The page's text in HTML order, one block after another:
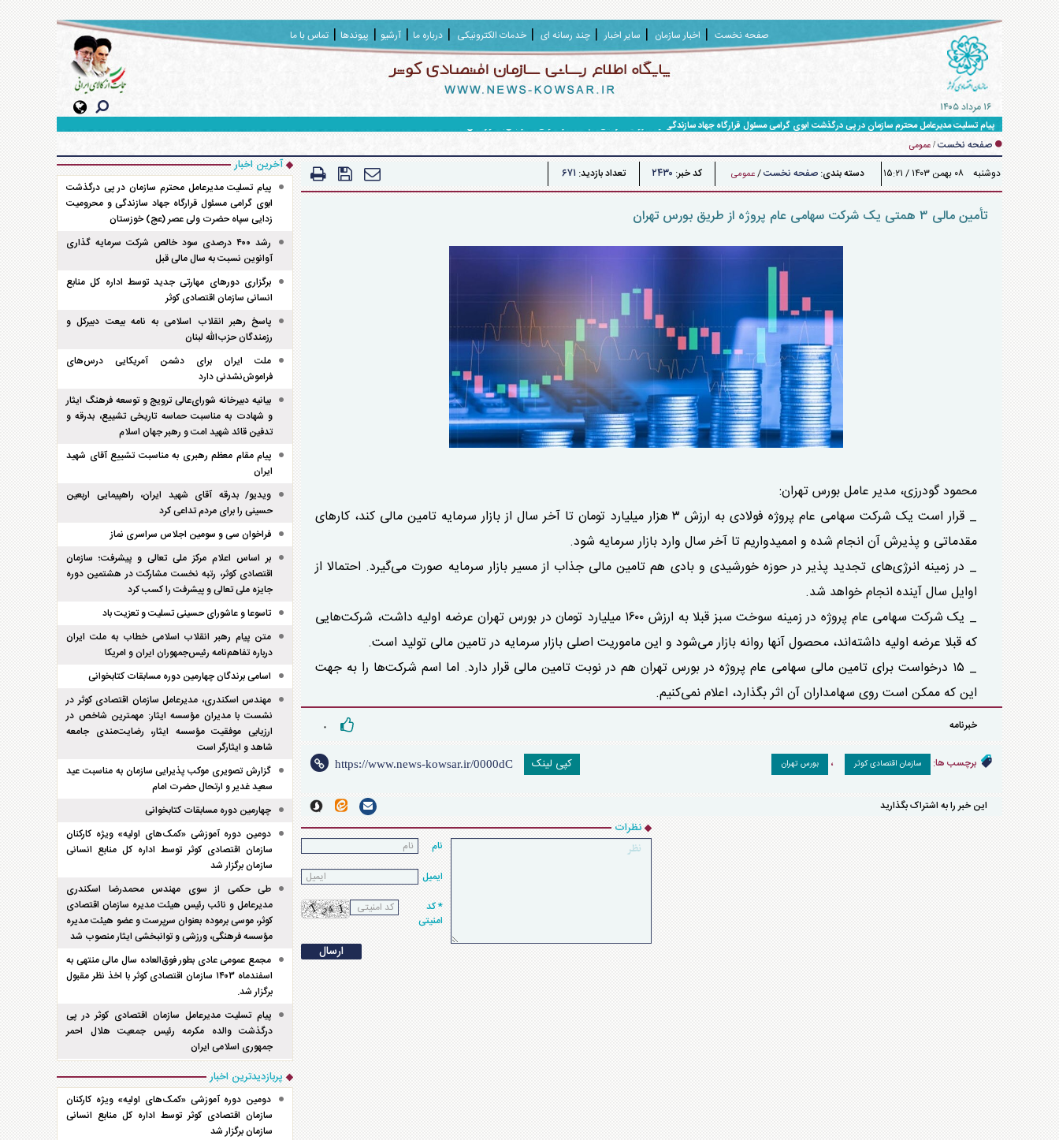
صفحه نخست اخبار سازمان سایر اخبار چند رسانه ای خدمات الکترونیکی درباره ما آرشیو پیوندها تماس با ما
۱۶ مرداد ۱۴۰۵
پیام تسلیت مدیرعامل محترم سازمان در پی درگذشت ابوی گرامی مسئول قرارگاه جهاد سازندگی و محرومیت زدایی سپاه حضرت ولی عصر (عج) خوزستان
صفحه نخست / عمومی
دوشنبه ۰۸ بهمن ۱۴۰۳ / ۱۵:۲۱ دسته بندی: صفحه نخست/عمومی کد خبر: ۲۴۳۰ تعداد بازدید: ۶۷۱
تأمین مالی ۳ همتی یک شرکت سهامی عام پروژه از طریق بورس تهران
محمود گودرزی، مدیر عامل بورس تهران:
_ قرار است یک شرکت سهامی عام پروژه فولادی به ارزش ۳ هزار میلیارد تومان تا آخر سال از بازار سرمایه تامین مالی کند، کار‌های
مقدماتی و پذیرش آن انجام شده و اممیدواریم تا آخر سال وارد بازار سرمایه شود.
_ در زمینه انرژی‌های تجدید پذیر در حوزه خورشیدی و بادی هم تامین مالی جذاب از مسیر بازار سرمایه صورت می‌گیرد. احتمالا از
اوایل سال آینده انجام خواهد شد.
_ یک شرکت سهامی عام پروژه در زمینه سوخت سبز قبلا به ارزش ۱۶۰۰ میلیارد تومان در بورس تهران عرضه اولیه داشت، شرکت‌هایی
که قبلا عرضه اولیه داشته‌اند، محصول آنها روانه بازار می‌شود و این ماموریت اصلی بازار سرمایه در تامین مالی تولید است.
_ ۱۵ درخواست برای تامین مالی سهامی عام پروژه در بورس تهران هم در نوبت تامین مالی قرار دارد. اما اسم شرکت‌ها را به جهت
این که ممکن است روی سهامداران آن اثر بگذارد، اعلام نمی‌کنیم.
خبرنامه ۰
برچسب ها: سازمان اقتصادی کوثر ، بورس تهران کپی لینک
این خبر را به اشتراک بگذارید
نظرات
نام
ایمیل
* کد
امنیتی
آخرین اخبار
پیام تسلیت مدیرعامل محترم سازمان در پی درگذشت
ابوی گرامی مسئول قرارگاه جهاد سازندگی و محرومیت
زدایی سپاه حضرت ولی عصر (عج) خوزستان
رشد ۴۰۰ درصدی سود خالص شرکت سرمایه گذاری
آوانوین نسبت به سال مالی قبل
برگزاری دور‌های مهارتی جدید توسط اداره کل منابع
انسانی سازمان اقتصادی کوثر
پاسخ رهبر انقلاب اسلامی به نامه بیعت دبیرکل و
رزمندگان حزب‌الله لبنان
ملت ایران برای دشمن آمریکایی درس‌های
فراموش‌نشدنی دارد
بیانیه دبیرخانه شورای‌عالی ترویج و توسعه فرهنگ ایثار
و شهادت به مناسبت حماسه تاریخی تشییع، بدرقه و
تدفین قائد شهید امت و رهبر جهان اسلام
پیام مقام معظم رهبری به مناسبت تشییع آقای شهید
ایران
ویدیو/ بدرقه آقای شهید ایران، راهپیمایی اربعین
حسینی را برای مردم تداعی کرد
فراخوان سی و سومین اجلاس سراسری نماز
بر اساس اعلام مرکز ملی تعالی و پیشرفت؛ سازمان
اقتصادی کوثر، رتبه نخست مشارکت در هشتمین دوره
جایزه ملی تعالی و پیشرفت را کسب کرد
تاسوعا و عاشورای حسینی تسلیت و تعزیت باد
متن پیام رهبر انقلاب اسلامی خطاب به ملت ایران
درباره تفاهم‌نامه رئیس‌جمهوران ایران و امریکا
اسامی برندگان چهارمین دوره مسابقات کتابخوانی
مهندس اسکندری، مدیرعامل سازمان اقتصادی کوثر در
نشست با مدیران مؤسسه ایثار: مهمترین شاخص در
ارزیابی موفقیت مؤسسه ایثار، رضایت‌مندی جامعه
شاهد و ایثارگر است
گزارش تصویری موکب پذیرایی سازمان به مناسبت عید
سعید غدیر و ارتحال حضرت امام
چهارمین دوره مسابقات کتابخوانی
دومین دوره آموزشی «کمک‌های اولیه» ویژه کارکنان
سازمان اقتصادی کوثر توسط اداره کل منابع انسانی
سازمان برگزار شد
طی حکمی از سوی مهندس محمدرضا اسکندری
مدیرعامل و نائب رئیس هیئت مدیره سازمان اقتصادی
کوثر، موسی برموده بعنوان سرپرست و عضو هیئت مدیره
مؤسسه فرهنگی، ورزشی و توانبخشی ایثار منصوب شد
مجمع عمومی عادی بطور فوق‌العاده سال مالی منتهی به
اسفند‌ماه ۱۴۰۳ سازمان اقتصادی کوثر با اخذ نظر مقبول
برگزار شد.
پیام تسلیت مدیرعامل سازمان اقتصادی کوثر در پی
درگذشت والده مکرمه رئیس جمعیت هلال احمر
جمهوری اسلامی ایران
پربازدیدترین اخبار
دومین دوره آموزشی «کمک‌های اولیه» ویژه کارکنان
سازمان اقتصادی کوثر توسط اداره کل منابع انسانی
سازمان برگزار شد